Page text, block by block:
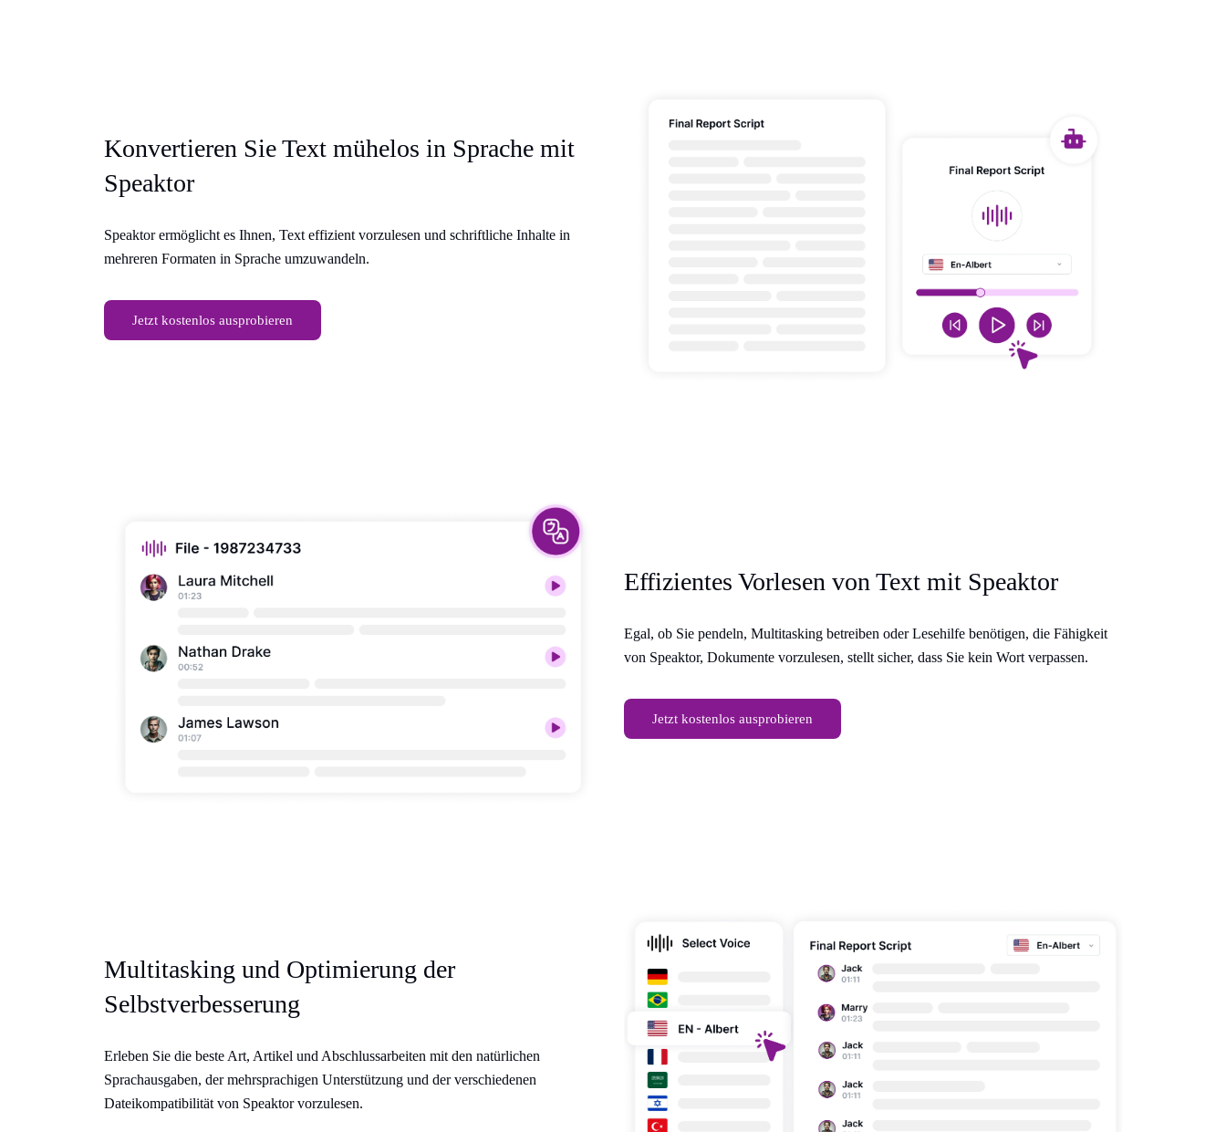
Konvertieren Sie Text mühelos in Sprache mit
Speaktor
Speaktor ermöglicht es Ihnen, Text effizient vorzulesen und schriftliche Inhalte in
mehreren Formaten in Sprache umzuwandeln.
Jetzt kostenlos ausprobieren
Effizientes Vorlesen von Text mit Speaktor
Egal, ob Sie pendeln, Multitasking betreiben oder Lesehilfe benötigen, die Fähigkeit
von Speaktor, Dokumente vorzulesen, stellt sicher, dass Sie kein Wort verpassen.
Jetzt kostenlos ausprobieren
Multitasking und Optimierung der
Selbstverbesserung
Erleben Sie die beste Art, Artikel und Abschlussarbeiten mit den natürlichen
Sprachausgaben, der mehrsprachigen Unterstützung und der verschiedenen
Dateikompatibilität von Speaktor vorzulesen.